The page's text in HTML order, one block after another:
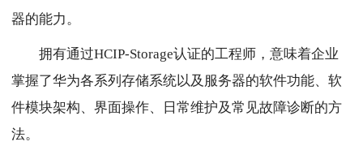
器的能力。
拥有通过HCIP-Storage认证的工程师，意味着企业
掌握了华为各系列存储系统以及服务器的软件功能、软
件模块架构、界面操作、日常维护及常见故障诊断的方
法。